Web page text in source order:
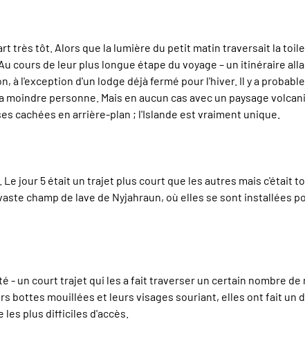
très tôt. Alors que la lumière du petit matin traversait la
cours de leur plus longue étape du voyage – un itinéraire
à l'exception d'un lodge déjà fermé pour l'hiver. Il y a
personne. Mais en aucun cas avec un paysage
cachées en arrière-plan ; l'Islande est vraiment unique.
Le jour 5 était un trajet plus court que les autres mais c'était
champ de lave de Nyjahraun, où elles se sont installées
- un court trajet qui les a fait traverser un certain nombre
bottes mouillées et leurs visages souriant, elles ont fait un
les plus difficiles d'accès.